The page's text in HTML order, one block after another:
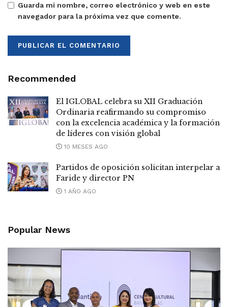
Guarda mi nombre, correo electrónico y web en este
navegador para la próxima vez que comente.
Recommended
El IGLOBAL celebra su XII Graduación
Ordinaria reafirmando su compromiso
con la excelencia académica y la formación
de líderes con visión global
10 MESES AGO
Partidos de oposición solicitan interpelar a
Faride y director PN
1 AÑO AGO
Popular News